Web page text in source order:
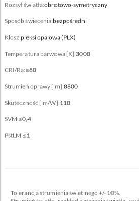
Rozsył światła:obrotowo-symetryczny
Sposób świecenia:bezpośredni
Klosz:pleksi opalowa (PLX)
Temperatura barwowa [K]:3000
CRI/Ra:≥80
Strumień oprawy [lm]:8800
Skuteczność [lm/W]:110
SVM:≤0,4
PstLM:≤1
Tolerancja strumienia świetlnego +/- 10%.
biały
0 ... +40
9003
blacha stalowa malowana proszkowo
1200x300, 1200x600